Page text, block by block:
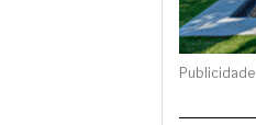
Publicidade